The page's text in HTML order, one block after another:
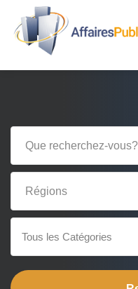
Tous les Catégories